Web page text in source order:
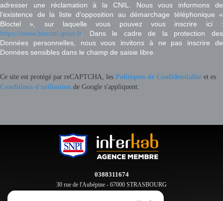
adresser une réclamation à la CNIL. Nous vous informons de
l’existence de la liste d'opposition au démarchage téléphonique «
Bloctel », sur laquelle vous pouvez vous inscrire ici :
https://www.bloctel.gouv.fr. Dans le cadre de la protection des
Données personnelles, nous vous invitons à ne pas inscrire de
Données sensibles dans le champ de saisie libre.
Ce site est protégé par reCAPTCHA, les Politiques de Confidentialité et es
Conditions d'utilisation de Google s'appliquent.
0388311674
30 rue de l'Aubépine - 67000 STRASBOURG